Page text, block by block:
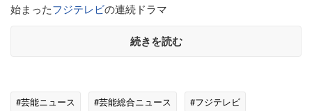
始まったフジテレビの連続ドラマ
続きを読む
#芸能ニュース #芸能総合ニュース
#フジテレビ